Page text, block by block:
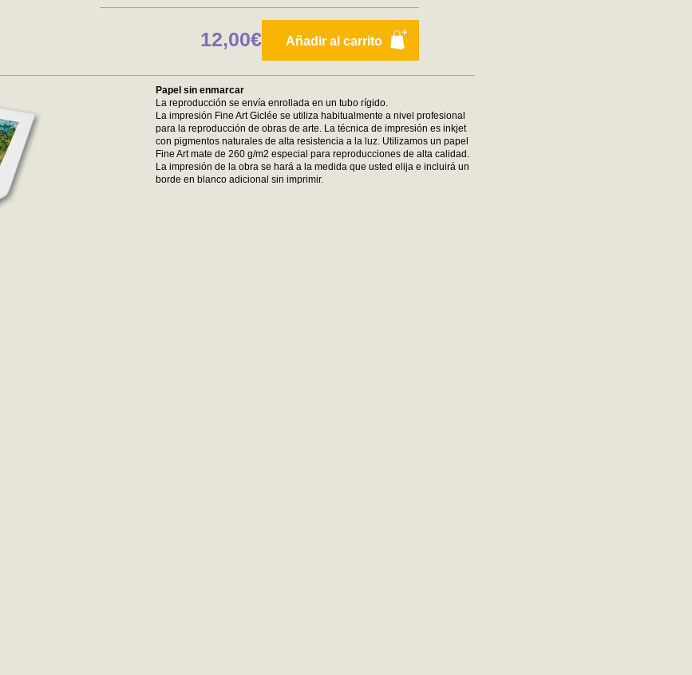
Añadir al carrito
12,00€
Papel sin enmarcar
La reproducción se envía enrollada en un tubo rígido.
La impresión Fine Art Giclée se utiliza habitualmente a nivel profesional
para la reproducción de obras de arte. La técnica de impresión es inkjet
con pigmentos naturales de alta resistencia a la luz. Utilizamos un papel
Fine Art mate de 260 g/m2 especial para reproducciones de alta calidad.
La impresión de la obra se hará a la medida que usted elija e incluirá un
borde en blanco adicional sin imprimir.